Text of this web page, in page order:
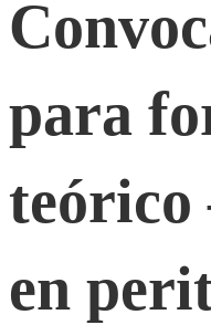
teórico
–
práctica
para
teórico
en